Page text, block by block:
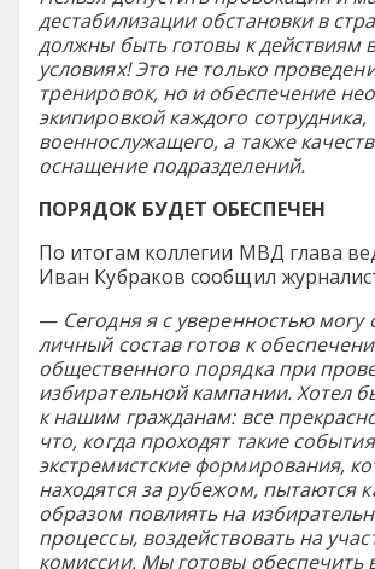
дестабилизации обстановки в
должны быть готовы к действиям
условиях! Это не только
тренировок, но и обеспечение
экипировкой каждого сотрудника,
военнослужащего, а также
оснащение подразделений.
ПОРЯДОК БУДЕТ ОБЕСПЕЧЕН
По итогам коллегии МВД глава
Иван Кубраков сообщил
— Сегодня я с уверенностью могу
личный состав готов к
общественного порядка при
избирательной кампании. Хотел
к нашим гражданам: все
что, когда проходят такие
экстремистские формирования,
находятся за рубежом, пытаются
образом повлиять на
процессы, воздействовать на
комиссии. Мы готовы обеспечить